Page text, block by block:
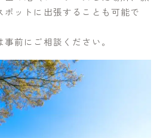
ットに出張することも可能で
前にご相談ください。